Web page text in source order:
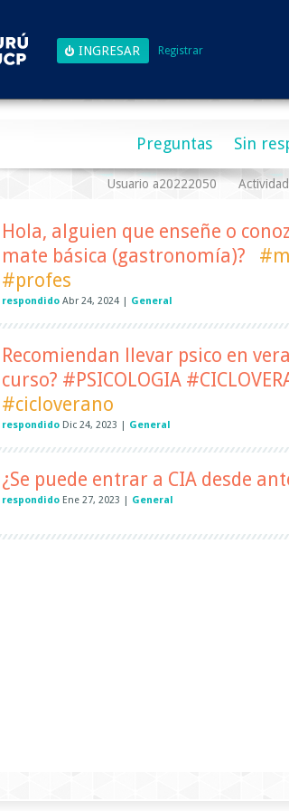
Registrar
Preguntas Sin
Usuario a20222050
Hola, alguien que enseñe o
mate básica (gastronomía)?
#profes
respondido Abr 24, 2024 General
Recomiendan llevar psico en
curso? #PSICOLOGIA
#cicloverano
respondido Dic 24, 2023 General
¿Se puede entrar a CIA desde
respondido Ene 27, 2023 General